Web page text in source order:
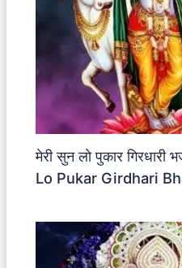
मेरी सुन लो पुकार
Lo Pukar Girdhari